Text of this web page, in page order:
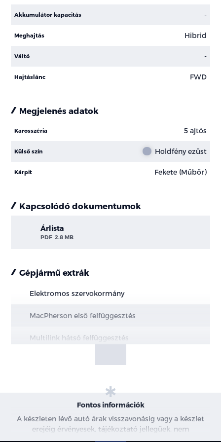
Akkumulátor kapacitás -
Meghajtás Hibrid
Váltó -
Hajtáslánc FWD
Megjelenés adatok
Karosszéria 5 ajtós
Külső szín Holdfény ezüst
Kárpit Fekete (Műbőr)
Kapcsolódó dokumentumok
Árlista
PDF 2.8 MB
Gépjármű extrák
Elektromos szervokormány
MacPherson első felfüggesztés
Multilink hátsó felfüggesztés
19" könnyűfém keréktárcsák
Abroncsok (Kumho)
Fontos információk
A készleten lévő autó árak visszavonásig vagy a készlet
erejéig érvényesek, tájékoztató jellegűek, nem
minősülnek ajánlattételnek, a képek csak illusztrációk. A